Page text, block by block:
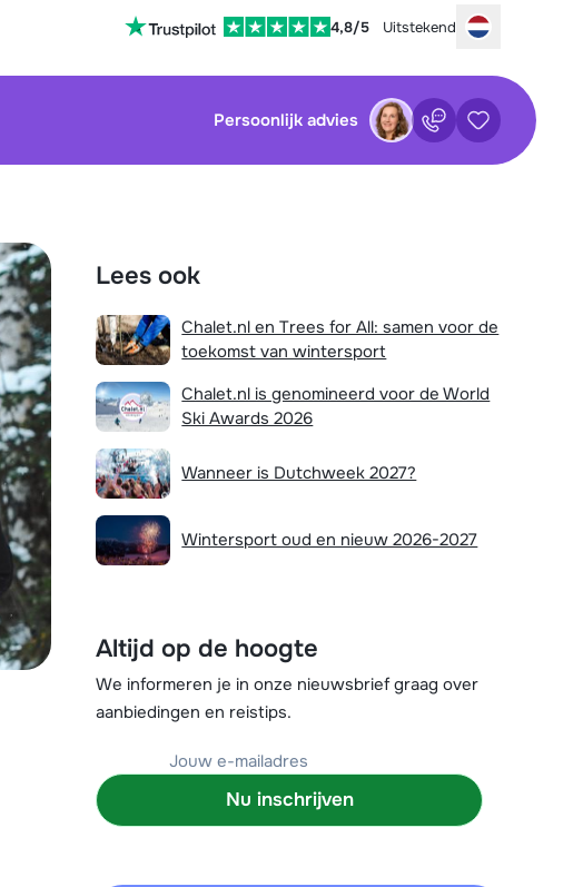
4,8/5 Uitstekend Choose your
Persoonlijk advies Contact
Onze klantenservice is op dit moment helaas
gesloten. Je kan wel alvast de volgende opties
gebruiken:
Vul het contactformulier in
Mail naar info@chalet.nl
Stuur een WhatsApp-bericht
Plan een terugbelverzoek
We zijn er vandaag om 09:00 uur.
Bel ons via 0348 - 43 46 49
Bewaarde
Bewaarde zoekopdrachten
Nog geen bewaarde zoekopdrachten
Lees ook
Chalet.nl en Trees for All: samen voor de
toekomst van wintersport
Chalet.nl is genomineerd voor de World
Ski Awards 2026
Wanneer is Dutchweek 2027?
Wintersport oud en nieuw 2026-2027
Altijd op de hoogte
We informeren je in onze nieuwsbrief graag over
aanbiedingen en reistips.
Nu inschrijven